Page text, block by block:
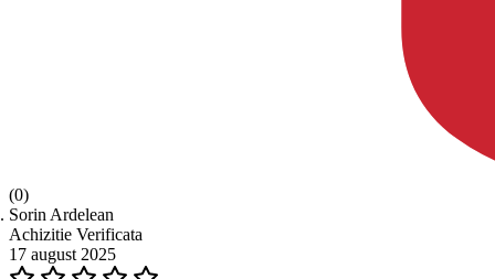
(0)
Sorin Ardelean
Achizitie Verificata
17 august 2025